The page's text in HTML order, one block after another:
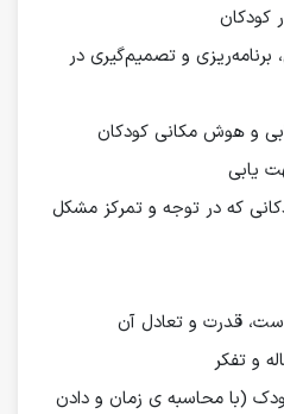
کودکان
و تصمیم‌گیری در
و هوش مکانی کودکان
یابی
که در توجه و تمرکز مشکل
قدرت و تعادل آن
و تفکر
(با محاسبه‌ ی زمان و دادن